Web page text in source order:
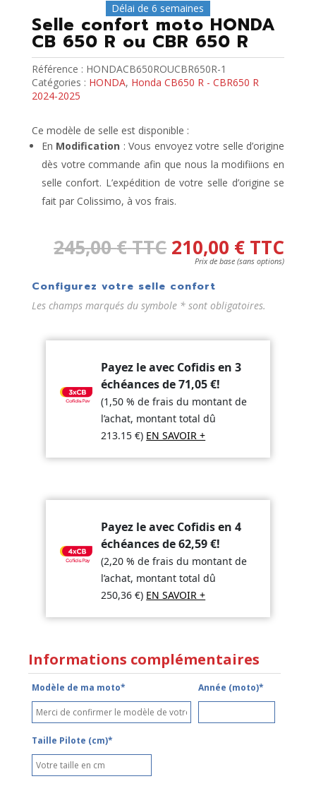
Délai de 6 semaines
Selle confort moto HONDA
CB 650 R ou CBR 650 R
Référence : HONDACB650ROUCBR650R-1
Catégories : HONDA, Honda CB650 R - CBR650 R
2024-2025
Ce modèle de selle est disponible :
En Modification : Vous envoyez votre selle d’origine
dès votre commande afin que nous la modifiions en
selle confort. L’expédition de votre selle d’origine se
fait par Colissimo, à vos frais.
245,00€TTC 210,00 € TTC
Prix de base (sans options)
Configurez votre selle confort
Les champs marqués du symbole * sont obligatoires.
Payez le avec Cofidis en 3
échéances de71,05€!
(1,50 % de frais du montant de
l’achat, montant total dû
213.15€) EN SAVOIR +
Payez le avec Cofidis en 4
échéances de62,59€!
(2,20 % de frais du montant de
l’achat, montant total dû
250,36€) EN SAVOIR +
Informations complémentaires
Modèle de ma moto* Année (moto)*
Taille Pilote (cm)*